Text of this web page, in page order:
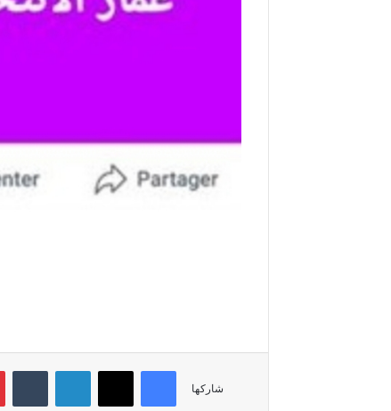
شاركها
فيسبوك لينكدإن